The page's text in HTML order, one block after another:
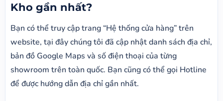
Kho gần nhất?
Bạn có thể truy cập trang “Hệ thống cửa hàng” trên
website, tại đây chúng tôi đã cập nhật danh sách địa chỉ,
bản đồ Google Maps và số điện thoại của từng
showroom trên toàn quốc. Bạn cũng có thể gọi Hotline
để được hướng dẫn địa chỉ gần nhất.